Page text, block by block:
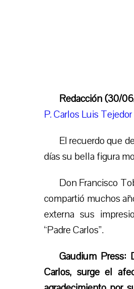
Redacción (30/
P. Carlos Luis
El recuerdo que
días su bella figura
Don Francisco
compartió muchos
externa sus
“Padre Carlos”.
Gaudium Press:
Carlos, surge el